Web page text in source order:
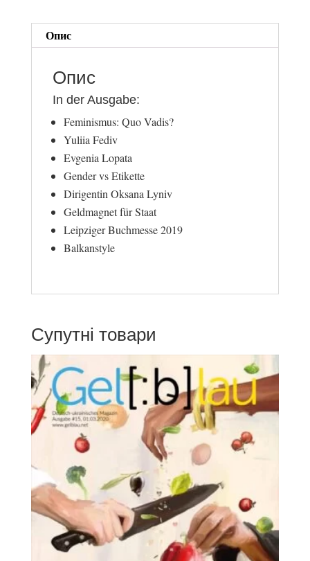
Опис
Опис
In der Ausgabe:
Feminismus: Quo Vadis?
Yuliia Fediv
Evgenia Lopata
Gender vs Etikette
Dirigentin Oksana Lyniv
Geldmagnet für Staat
Leipziger Buchmesse 2019
Balkanstyle
Супутні товари